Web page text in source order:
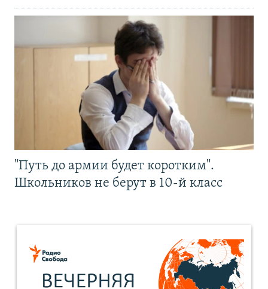
"Путь до армии будет коротким".
Школьников не берут в 10-й класс